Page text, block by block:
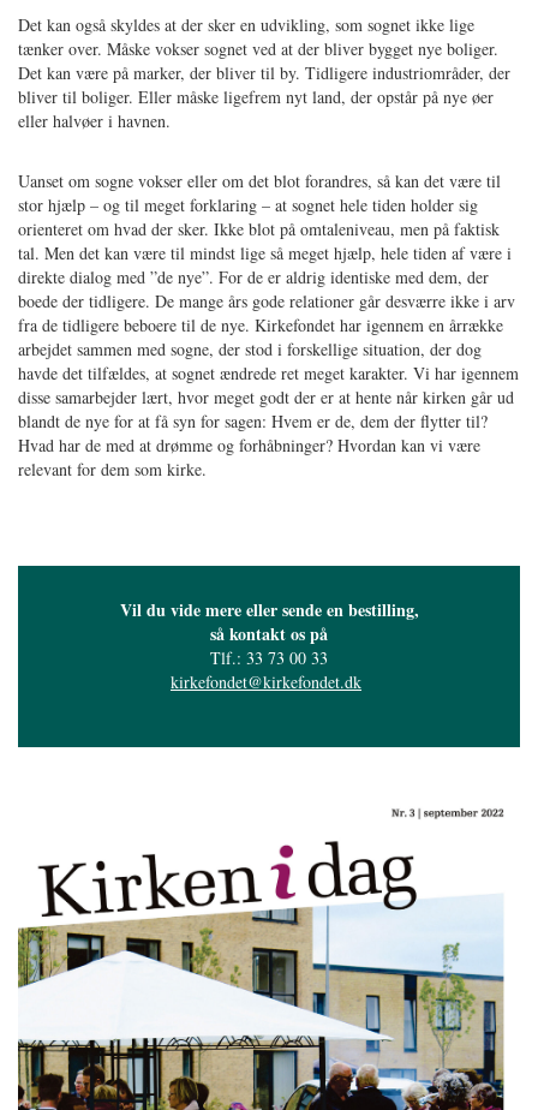
Det kan også skyldes at der sker en udvikling, som sognet ikke lige
tænker over. Måske vokser sognet ved at der bliver bygget nye boliger.
Det kan være på marker, der bliver til by. Tidligere industriområder, der
bliver til boliger. Eller måske ligefrem nyt land, der opstår på nye øer
eller halvøer i havnen.
Uanset om sogne vokser eller om det blot forandres, så kan det være til
stor hjælp – og til meget forklaring – at sognet hele tiden holder sig
orienteret om hvad der sker. Ikke blot på omtaleniveau, men på faktisk
tal. Men det kan være til mindst lige så meget hjælp, hele tiden af være i
direkte dialog med ”de nye”. For de er aldrig identiske med dem, der
boede der tidligere. De mange års gode relationer går desværre ikke i arv
fra de tidligere beboere til de nye. Kirkefondet har igennem en årrække
arbejdet sammen med sogne, der stod i forskellige situation, der dog
havde det tilfældes, at sognet ændrede ret meget karakter. Vi har igennem
disse samarbejder lært, hvor meget godt der er at hente når kirken går ud
blandt de nye for at få syn for sagen: Hvem er de, dem der flytter til?
Hvad har de med at drømme og forhåbninger? Hvordan kan vi være
relevant for dem som kirke.
Vil du vide mere eller sende en bestilling,
så kontakt os på
Tlf.: 33 73 00 33
kirkefondet@kirkefondet.dk